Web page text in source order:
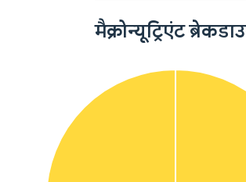
मैक्रोन्यूट्रिएंट